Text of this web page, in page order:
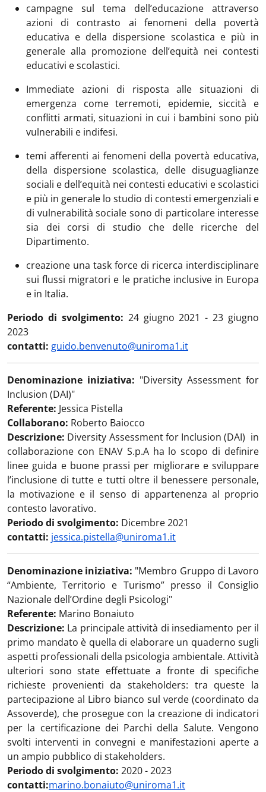
campagne sul tema dell’educazione attraverso
azioni di contrasto ai fenomeni della povertà
educativa e della dispersione scolastica e più in
generale alla promozione dell’equità nei contesti
educativi e scolastici.
Immediate azioni di risposta alle situazioni di
emergenza come terremoti, epidemie, siccità e
conflitti armati, situazioni in cui i bambini sono più
vulnerabili e indifesi.
temi afferenti ai fenomeni della povertà educativa,
della dispersione scolastica, delle disuguaglianze
sociali e dell’equità nei contesti educativi e scolastici
e più in generale lo studio di contesti emergenziali e
di vulnerabilità sociale sono di particolare interesse
sia dei corsi di studio che delle ricerche del
Dipartimento.
creazione una task force di ricerca interdisciplinare
sui flussi migratori e le pratiche inclusive in Europa
e in Italia.
Periodo di svolgimento: 24 giugno 2021 - 23 giugno
2023
contatti: guido.benvenuto@uniroma1.it
Denominazione iniziativa: "Diversity Assessment for
Inclusion (DAI)"
Referente: Jessica Pistella
Collaborano: Roberto Baiocco
Descrizione: Diversity Assessment for Inclusion (DAI) in
collaborazione con ENAV S.p.A ha lo scopo di definire
linee guida e buone prassi per migliorare e sviluppare
l’inclusione di tutte e tutti oltre il benessere personale,
la motivazione e il senso di appartenenza al proprio
contesto lavorativo.
Periodo di svolgimento: Dicembre 2021
contatti: jessica.pistella@uniroma1.it
Denominazione iniziativa: "Membro Gruppo di Lavoro
“Ambiente, Territorio e Turismo” presso il Consiglio
Nazionale dell’Ordine degli Psicologi"
Referente: Marino Bonaiuto
Descrizione: La principale attività di insediamento per il
primo mandato è quella di elaborare un quaderno sugli
aspetti professionali della psicologia ambientale. Attività
ulteriori sono state effettuate a fronte di specifiche
richieste provenienti da stakeholders: tra queste la
partecipazione al Libro bianco sul verde (coordinato da
Assoverde), che prosegue con la creazione di indicatori
per la certificazione dei Parchi della Salute. Vengono
svolti interventi in convegni e manifestazioni aperte a
un ampio pubblico di stakeholders.
Periodo di svolgimento: 2020 - 2023
contatti:marino.bonaiuto@uniroma1.it